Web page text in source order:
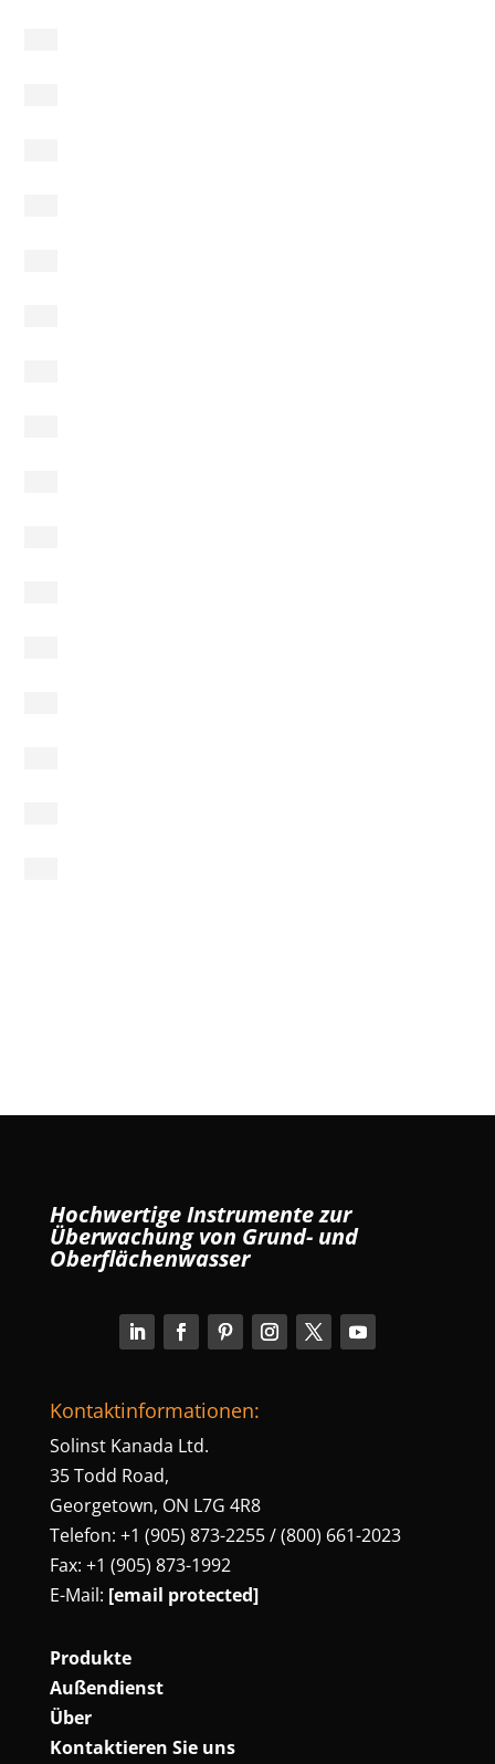
Hochwertige Instrumente zur
Überwachung von Grund- und
Oberflächenwasser
Kontaktinformationen:
Solinst Kanada Ltd.
35 Todd Road,
Georgetown, ON L7G 4R8
Telefon: +1 (905) 873-2255 / (800) 661-2023
Fax: +1 (905) 873-1992
E-Mail: [email protected]
Produkte
Außendienst
Über
Kontaktieren Sie uns